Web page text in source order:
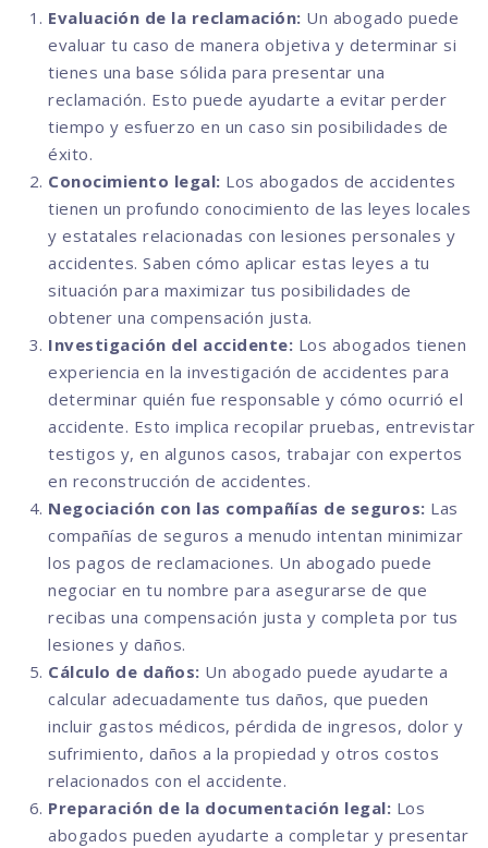
Evaluación de la reclamación: Un abogado puede
evaluar tu caso de manera objetiva y determinar si
tienes una base sólida para presentar una
reclamación. Esto puede ayudarte a evitar perder
tiempo y esfuerzo en un caso sin posibilidades de
éxito.
Conocimiento legal: Los abogados de accidentes
tienen un profundo conocimiento de las leyes locales
y estatales relacionadas con lesiones personales y
accidentes. Saben cómo aplicar estas leyes a tu
situación para maximizar tus posibilidades de
obtener una compensación justa.
Investigación del accidente: Los abogados tienen
experiencia en la investigación de accidentes para
determinar quién fue responsable y cómo ocurrió el
accidente. Esto implica recopilar pruebas, entrevistar
testigos y, en algunos casos, trabajar con expertos
en reconstrucción de accidentes.
Negociación con las compañías de seguros: Las
compañías de seguros a menudo intentan minimizar
los pagos de reclamaciones. Un abogado puede
negociar en tu nombre para asegurarse de que
recibas una compensación justa y completa por tus
lesiones y daños.
Cálculo de daños: Un abogado puede ayudarte a
calcular adecuadamente tus daños, que pueden
incluir gastos médicos, pérdida de ingresos, dolor y
sufrimiento, daños a la propiedad y otros costos
relacionados con el accidente.
Preparación de la documentación legal: Los
abogados pueden ayudarte a completar y presentar